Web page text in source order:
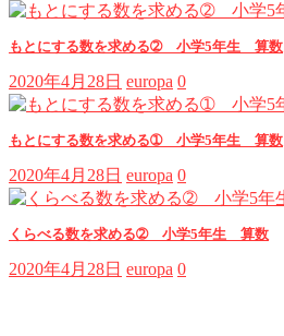
もとにする数を求める➁ 小学5年生 算数
2020年4月28日 europa 0
もとにする数を求める➀ 小学5年生 算数
2020年4月28日 europa 0
くらべる数を求める➁ 小学5年生 算数
2020年4月28日 europa 0